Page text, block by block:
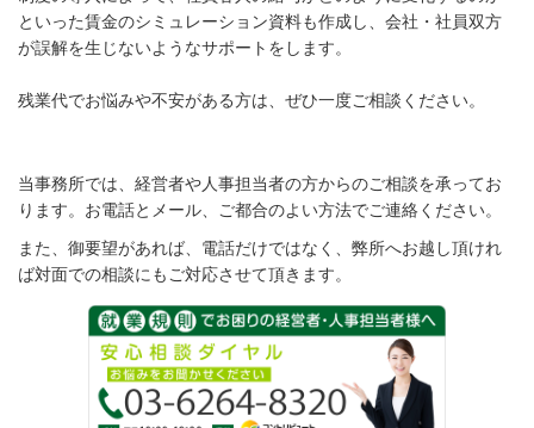
といった賃金のシミュレーション資料も作成し、会社・社員双方
が誤解を生じないようなサポートをします。
残業代でお悩みや不安がある方は、ぜひ一度ご相談ください。
当事務所では、経営者や人事担当者の方からのご相談を承ってお
ります。お電話とメール、ご都合のよい方法でご連絡ください。
また、御要望があれば、電話だけではなく、弊所へお越し頂けれ
ば対面での相談にもご対応させて頂きます。